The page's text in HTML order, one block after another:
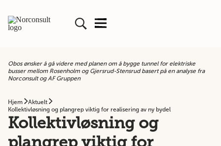
Obos ønsker å gå videre med planen om å bygge tunnel for elektriske
busser mellom Rosenholm og Gjersrud-Stensrud basert på en analyse fra
Norconsult og AF Gruppen
Hjem
Aktuelt
Kollektivløsning og plangrep viktig for realisering av ny bydel
Kollektivløsning og
plangrep viktig for